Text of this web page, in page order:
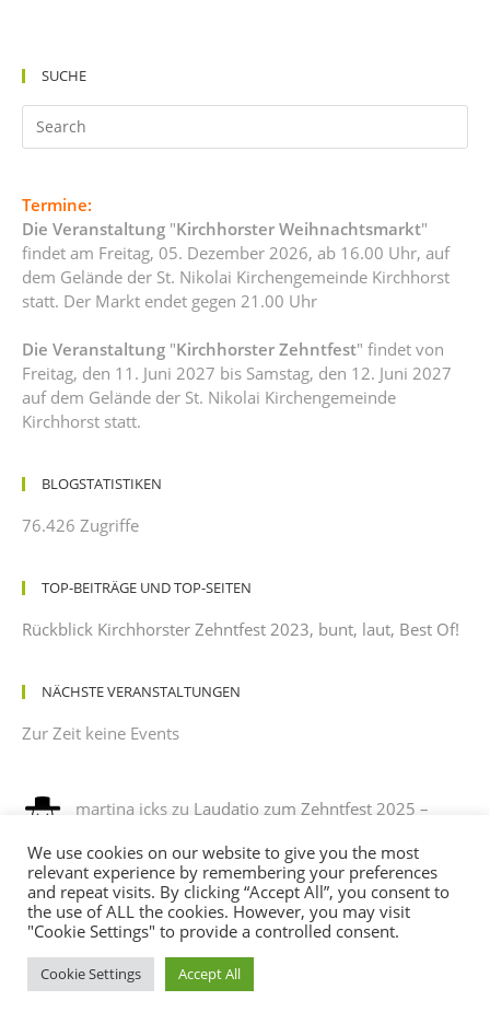
SUCHE
Termine:
Die Veranstaltung "Kirchhorster Weihnachtsmarkt"
findet am Freitag, 05. Dezember 2026, ab 16.00 Uhr, auf
dem Gelände der St. Nikolai Kirchengemeinde Kirchhorst
statt. Der Markt endet gegen 21.00 Uhr
Die Veranstaltung "Kirchhorster Zehntfest" findet von
Freitag, den 11. Juni 2027 bis Samstag, den 12. Juni 2027
auf dem Gelände der St. Nikolai Kirchengemeinde
Kirchhorst statt.
BLOGSTATISTIKEN
76.426 Zugriffe
TOP-BEITRÄGE UND TOP-SEITEN
Rückblick Kirchhorster Zehntfest 2023, bunt, laut, Best Of!
NÄCHSTE VERANSTALTUNGEN
Zur Zeit keine Events
martina ickszu Laudatio zum Zehntfest 2025 –
leichtem Sonnenbrand
12/08/2025
es war ein phantastisches fest , es hat sehr viel spaß
gemacht, mit verkleidung noch mehr spaß. ich habe sehr…
Andreaszu Programm des Kirchhorster Zehntfestes
We use cookies on our website to give you the most
relevant experience by remembering your preferences
and repeat visits. By clicking “Accept All”, you consent to
the use of ALL the cookies. However, you may visit
"Cookie Settings" to provide a controlled consent.
Cookie Settings Accept All